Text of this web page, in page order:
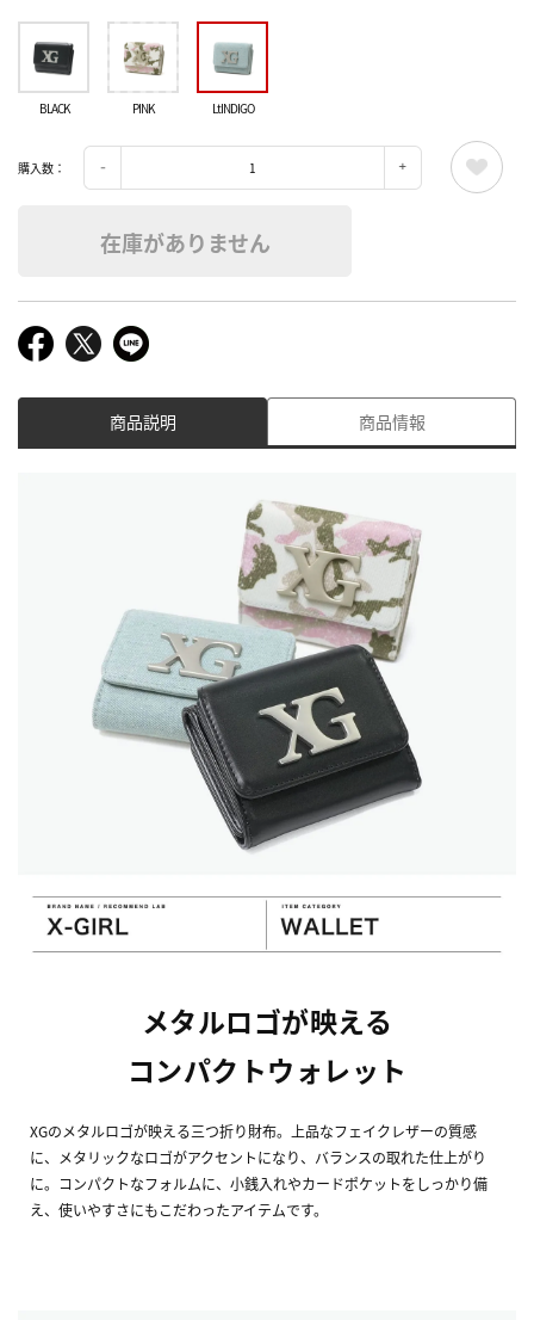
BLACK PINK LtINDIGO
購入数：
在庫がありません
商品説明 商品情報
メタルロゴが映える
コンパクトウォレット
XGのメタルロゴが映える三つ折り財布。上品なフェイクレザーの質感
に、メタリックなロゴがアクセントになり、バランスの取れた仕上がり
に。コンパクトなフォルムに、小銭入れやカードポケットをしっかり備
え、使いやすさにもこだわったアイテムです。